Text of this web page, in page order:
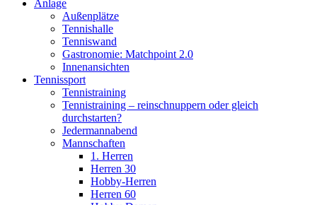
Anlage
Außenplätze
Tennishalle
Tenniswand
Gastronomie: Matchpoint 2.0
Innenansichten
Tennissport
Tennistraining
Tennistraining – reinschnuppern oder gleich
durchstarten?
Jedermannabend
Mannschaften
1. Herren
Herren 30
Hobby-Herren
Herren 60